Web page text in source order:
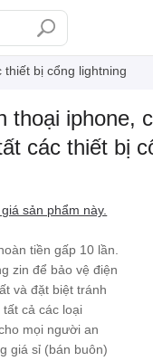
bị cổng lightning
thoại iphone,
các thiết bị
sản phẩm này.
tiền gấp 10 lần.
zin để bảo vệ điện
và đặt biệt tránh
cả các loại
mọi người an
giá sỉ (bán buôn)